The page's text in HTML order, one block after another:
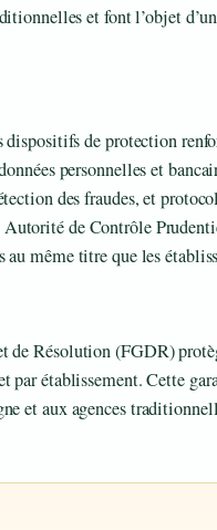
et font l’objet
dispositifs de protection
personnelles et
des fraudes, et
Autorité de Contrôle
au même titre que les
de Résolution (FGDR)
par établissement. Cette
et aux agences